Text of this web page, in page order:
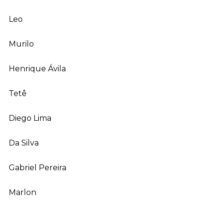
Leo
Murilo
Henrique Ávila
Tetê
Diego Lima
Da Silva
Gabriel Pereira
Marlon